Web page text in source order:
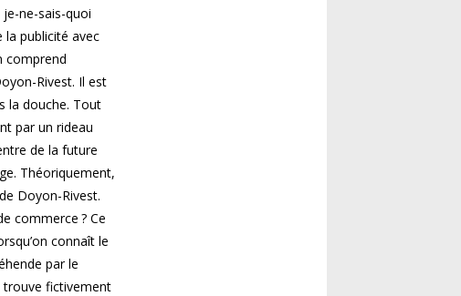
je-ne-sais-quoi
la publicité avec
comprend
Rivest. Il est
la douche. Tout
par un rideau
de la future
Théoriquement,
Doyon-Rivest.
commerce ? Ce
connaît le
par le
trouve fictivement